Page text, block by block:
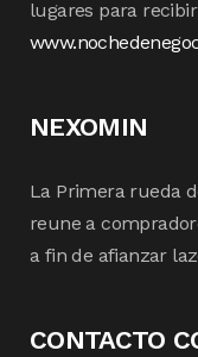
lugares para
NEXOMIN
La Primera rueda
reune a
a fin de afianzar
CONTACTO